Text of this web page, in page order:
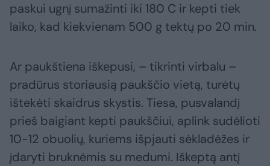
paskui ugnį sumažinti iki 180 C ir kepti tiek
laiko, kad kiekvienam 500 g tektų po 20 min.
Ar paukštiena iškepusi, – tikrinti virbalu –
pradūrus storiausią paukščio vietą, turėtų
ištekėti skaidrus skystis. Tiesa, pusvalandį
prieš baigiant kepti paukščiui, aplink sudėlioti
10-12 obuolių, kuriems išpjauti sėkladėžes ir
įdaryti bruknėmis su medumi. Iškeptą antį